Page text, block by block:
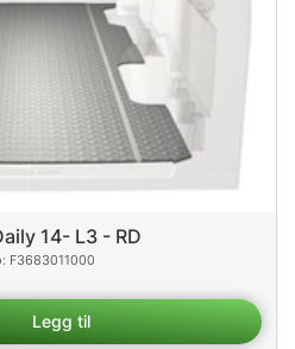
14- L3 - RD
F3683011000